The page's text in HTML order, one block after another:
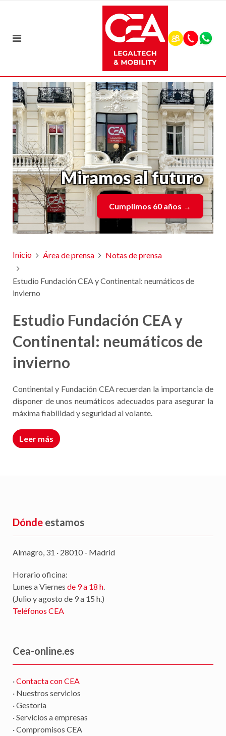
Miramos al futuro
Cumplimos 60 años →
Inicio Área de prensa Notas de prensa
Estudio Fundación CEA y Continental: neumáticos de
invierno
Estudio Fundación CEA y
Continental: neumáticos de
invierno
Continental y Fundación CEA recuerdan la importancia de
disponer de unos neumáticos adecuados para asegurar la
máxima fiabilidad y seguridad al volante.
Leer más
Dónde estamos
Almagro, 31 · 28010 - Madrid
Horario oficina:
Lunes a Viernes de 9 a 18 h.
(Julio y agosto de 9 a 15 h.)
Teléfonos CEA
Cea-online.es
·Contacta con CEA
· Nuestros servicios
· Gestoría
· Servicios a empresas
· Compromisos CEA